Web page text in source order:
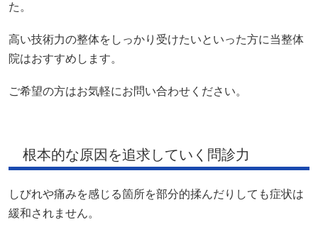
た。
高い技術力の整体をしっかり受けたいといった方に当整体
院はおすすめします。
ご希望の方はお気軽にお問い合わせください。
根本的な原因を追求していく問診力
しびれや痛みを感じる箇所を部分的揉んだりしても症状は
緩和されません。